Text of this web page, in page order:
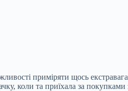
приміряти щось
коли та приїхала за